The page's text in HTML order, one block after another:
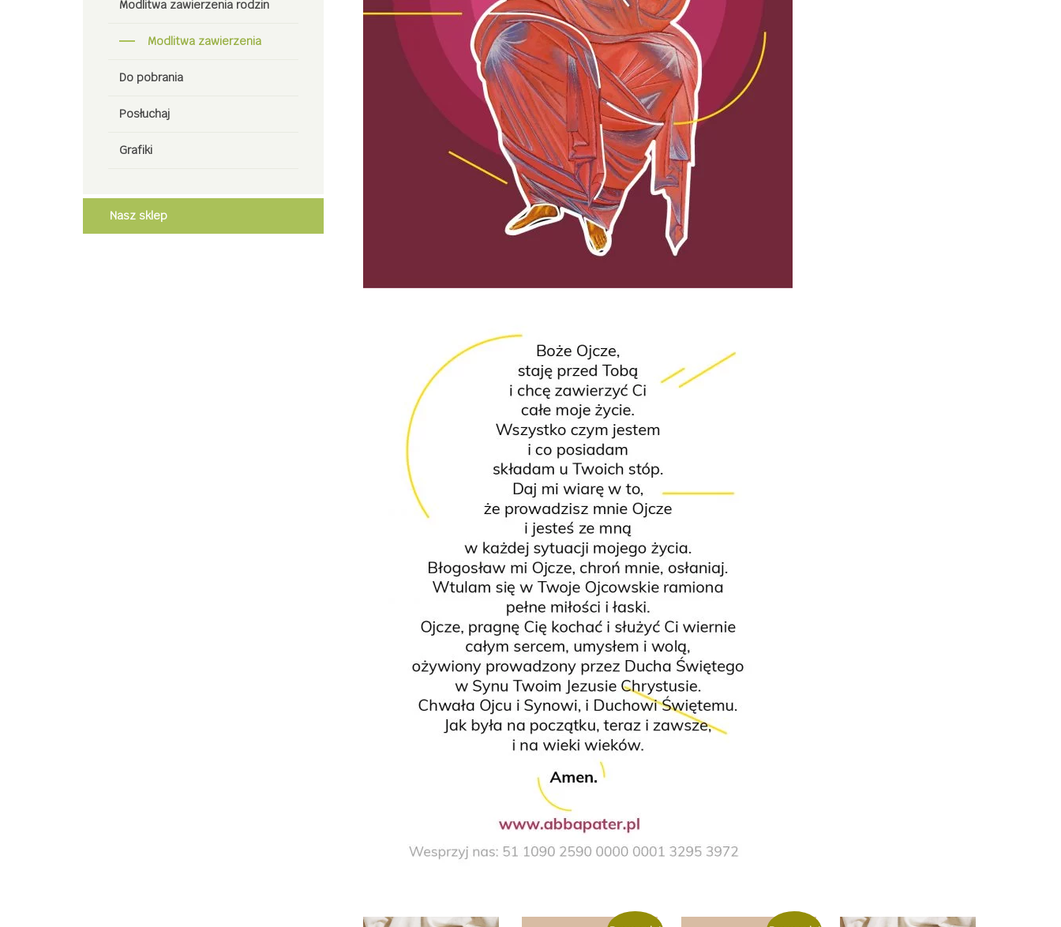
Modlitwa zawierzenia rodzin
Modlitwa zawierzenia
Do pobrania
Posłuchaj
Grafiki
Nasz sklep